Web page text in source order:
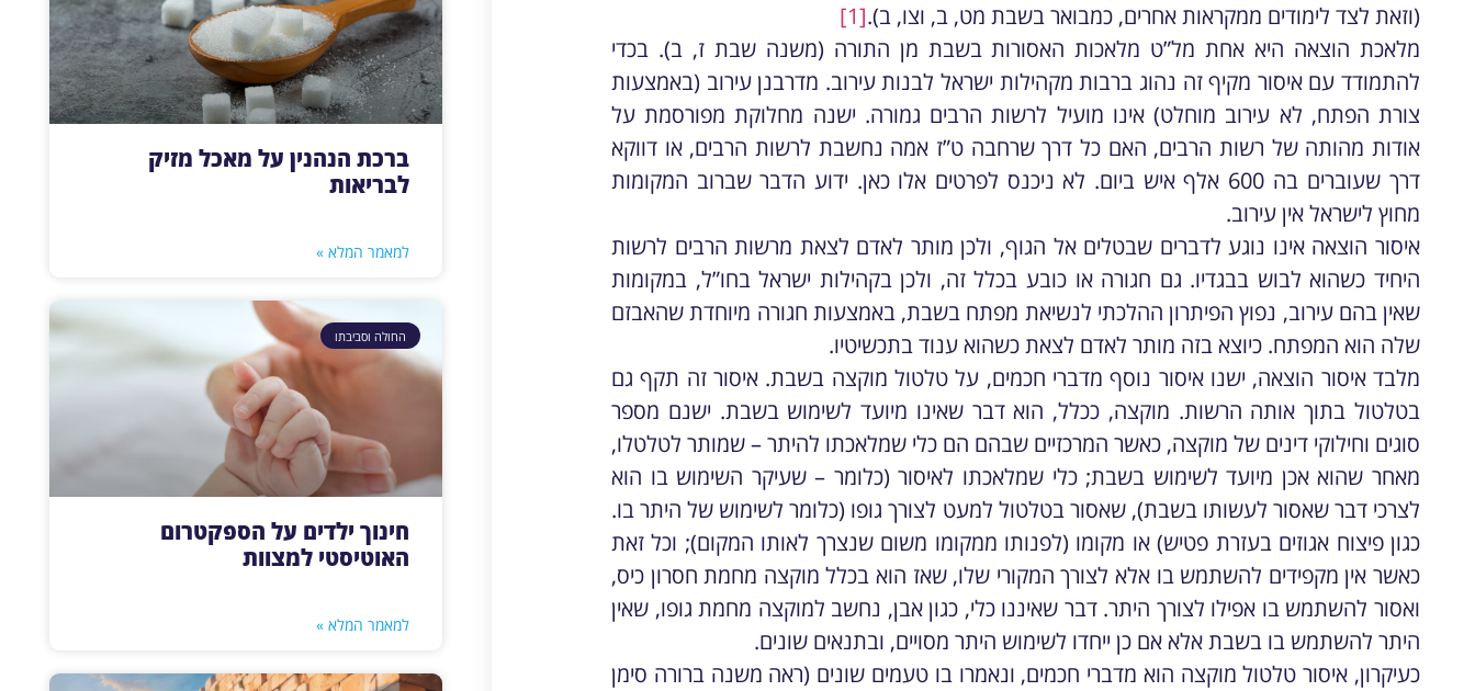
(וזאת לצד לימודים ממקראות אחרים, כמבואר בשבת מט, ב, וצו, ב).[1]
מלאכת הוצאה היא אחת מל”ט מלאכות האסורות בשבת מן התורה (משנה שבת ז, ב). בכדי
להתמודד עם איסור מקיף זה נהוג ברבות מקהילות ישראל לבנות עירוב. מדרבנן עירוב (באמצעות
צורת הפתח, לא עירוב מוחלט) אינו מועיל לרשות הרבים גמורה. ישנה מחלוקת מפורסמת על
אודות מהותה של רשות הרבים, האם כל דרך שרחבה ט”ז אמה נחשבת לרשות הרבים, או דווקא
דרך שעוברים בה 600 אלף איש ביום. לא ניכנס לפרטים אלו כאן. ידוע הדבר שברוב המקומות
מחוץ לישראל אין עירוב.
איסור הוצאה אינו נוגע לדברים שבטלים אל הגוף, ולכן מותר לאדם לצאת מרשות הרבים לרשות
היחיד כשהוא לבוש בבגדיו. גם חגורה או כובע בכלל זה, ולכן בקהילות ישראל בחו”ל, במקומות
שאין בהם עירוב, נפוץ הפיתרון ההלכתי לנשיאת מפתח בשבת, באמצעות חגורה מיוחדת שהאבזם
שלה הוא המפתח. כיוצא בזה מותר לאדם לצאת כשהוא ענוד בתכשיטיו.
מלבד איסור הוצאה, ישנו איסור נוסף מדברי חכמים, על טלטול מוקצה בשבת. איסור זה תקף גם
בטלטול בתוך אותה הרשות. מוקצה, ככלל, הוא דבר שאינו מיועד לשימוש בשבת. ישנם מספר
סוגים וחילוקי דינים של מוקצה, כאשר המרכזיים שבהם הם כלי שמלאכתו להיתר – שמותר לטלטלו,
מאחר שהוא אכן מיועד לשימוש בשבת; כלי שמלאכתו לאיסור (כלומר – שעיקר השימוש בו הוא
לצרכי דבר שאסור לעשותו בשבת), שאסור בטלטול למעט לצורך גופו (כלומר לשימוש של היתר בו.
כגון פיצוח אגוזים בעזרת פטיש) או מקומו (לפנותו ממקומו משום שנצרך לאותו המקום); וכל זאת
כאשר אין מקפידים להשתמש בו אלא לצורך המקורי שלו, שאז הוא בכלל מוקצה מחמת חסרון כיס,
ואסור להשתמש בו אפילו לצורך היתר. דבר שאיננו כלי, כגון אבן, נחשב למוקצה מחמת גופו, שאין
היתר להשתמש בו בשבת אלא אם כן ייחדו לשימוש היתר מסויים, ובתנאים שונים.
כעיקרון, איסור טלטול מוקצה הוא מדברי חכמים, ונאמרו בו טעמים שונים (ראה משנה ברורה סימן
ברכת הנהנין על מאכל מזיק
לבריאות
למאמר המלא »
החולה וסביבתו
חינוך ילדים על הספקטרום
האוטיסטי למצוות
למאמר המלא »